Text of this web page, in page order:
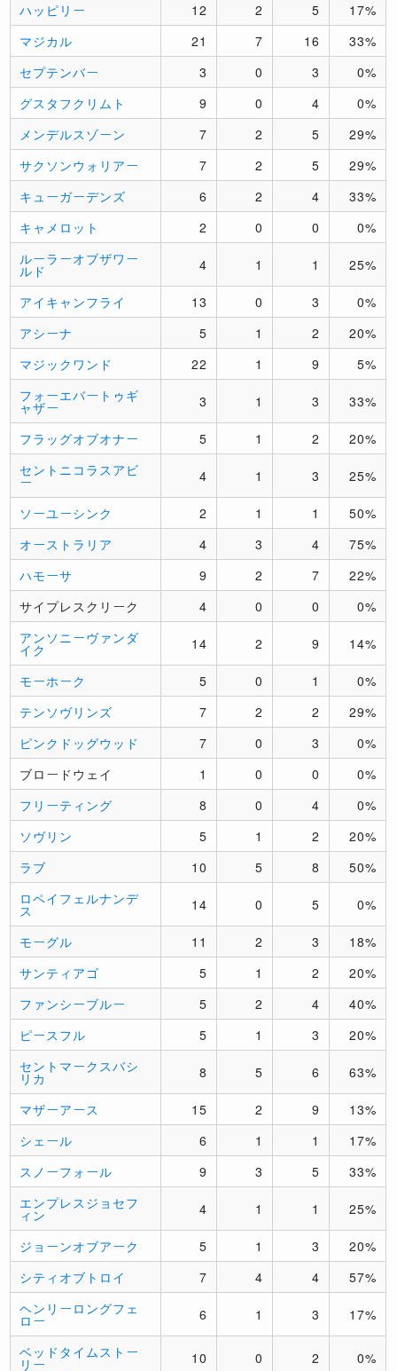
ハッピリー
12 2 5
17%
マジカル
21 7 16
33%
セプテンバー
3 0 3
0%
グスタフクリムト
9 0 4
0%
メンデルスゾーン
7 2 5
29%
サクソンウォリアー
7 2 5
29%
キューガーデンズ
6 2 4
33%
キャメロット
2 0 0
0%
ルーラーオブザワー
ルド 4 1 1 25%
アイキャンフライ 13 0 3
0%
アシーナ
5 1 2
20%
マジックワンド
22 1 9
5%
フォーエバートゥギ
ャザー 3 1 3 33%
フラッグオブオナー 5 1 2
20%
セントニコラスアビ
ー 4 1 3 25%
ソーユーシンク 2 1 1
50%
オーストラリア
4 3 4
75%
ハモーサ
9 2 7
22%
サイプレスクリーク
4 0 0
0%
アンソニーヴァンダ
イク 14 2 9 14%
モーホーク 5 0 1
0%
テンソヴリンズ
7 2 2
29%
ピンクドッグウッド
7 0 3
0%
ブロードウェイ
1 0 0
0%
フリーティング
8 0 4
0%
ソヴリン
5 1 2
20%
ラブ
10 5 8
50%
ロペイフェルナンデ
ス 14 0 5 0%
モーグル 11 2 3
18%
サンティアゴ
5 1 2
20%
ファンシーブルー
5 2 4
40%
ピースフル
5 1 3
20%
セントマークスバシ
リカ 8 5 6 63%
マザーアース 15 2 9
13%
シェール
6 1 1
17%
スノーフォール
9 3 5
33%
エンプレスジョセフ
ィン 4 1 1 25%
ジョーンオブアーク 5 1 3
20%
シティオブトロイ
7 4 4
57%
ヘンリーロングフェ
ロー 6 1 3 17%
ベッドタイムストー
リー 10 0 2 0%